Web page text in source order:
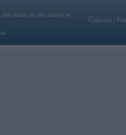
auto klubs un nav saistīts ar
Galvena